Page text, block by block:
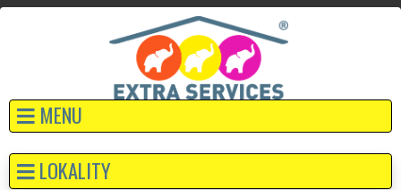
MENU
LOKALITY